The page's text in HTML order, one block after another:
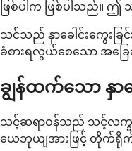
ဖြစ်ပါက ဖြစ်ပါသည်။ ဤ
သင်သည် နှာခေါင်းကွေးခြင်
ခံစားရလွယ်စေသော အခြေ
ချွန်ထက်သော နှာ
သင့်ဆရာဝန်သည် သင့်လက္ခဏ
ယေဘုယျအားဖြင့် တိုက်ရိုက်